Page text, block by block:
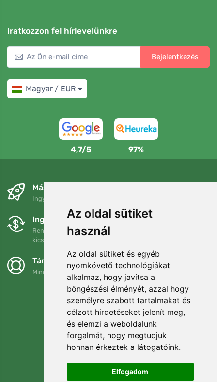
Az oldal sütiket
használ
Az oldal sütiket és egyéb
nyomkövető technológiákat
alkalmaz, hogy javítsa a
böngészési élményét, azzal hogy
személyre szabott tartalmakat és
célzott hirdetéseket jelenít meg,
és elemzi a weboldalunk
forgalmát, hogy megtudjuk
honnan érkeztek a látogatóink.
Elfogadom
Iratkozzon fel hírlevelünkre
Bejelentkezés
Magyar / EUR
4,7/5 97%
Másnapra és ingyenesen
Ingyenes szállítás a következő összeg felett: 80 EUR
Ingyenes csere és visszaküldés
Rendelését 90 napon belül bármikor visszaküldheti vagy
kicserélheti.
Támogatjuk a Trees.org-ot
Minden megrendelésért ültetünk egy fát! Bővebben